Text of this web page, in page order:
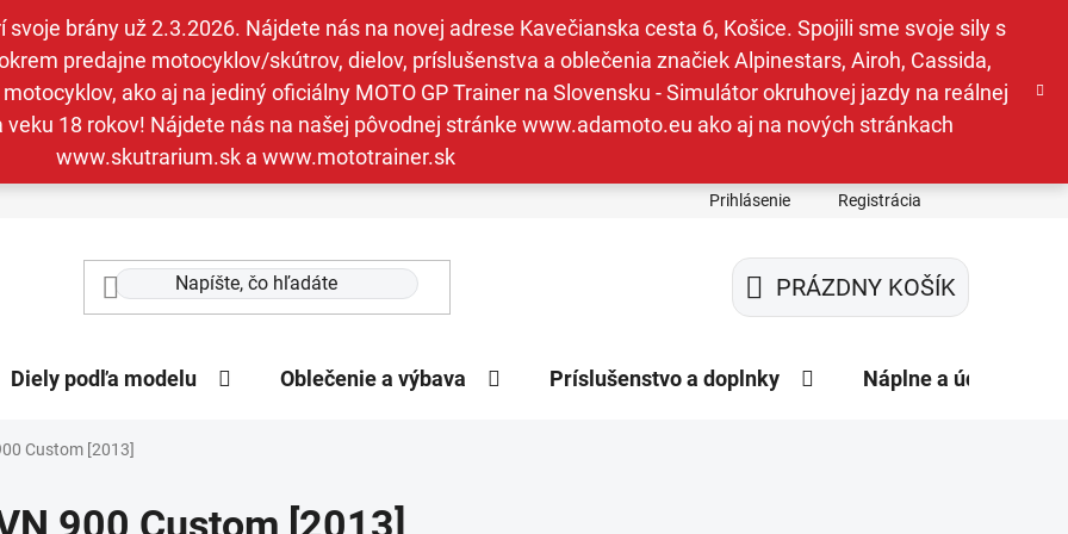
brány už 2.3.2026. Nájdete nás na novej adrese Kavečianska cesta 6, Košice. Spojili sme svoje sily s
predajne motocyklov/skútrov, dielov, príslušenstva a oblečenia značiek Alpinestars, Airoh, Cassida,
ako aj na jediný oficiálny MOTO GP Trainer na Slovensku - Simulátor okruhovej jazdy na reálnej
18 rokov! Nájdete nás na našej pôvodnej stránke www.adamoto.eu ako aj na nových stránkach
www.skutrarium.sk a www.mototrainer.sk
Prihlásenie Registrácia
NÁKUPNÝ
KOŠÍK
PRÁZDNY KOŠÍK
Diely podľa modelu Oblečenie a výbava Príslušenstvo a doplnky Náplne a údržba
Custom [2013]
900 Custom [2013]